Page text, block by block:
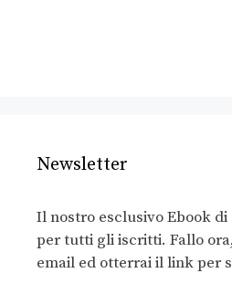
Newsletter
Il nostro esclusivo Ebook
per tutti gli iscritti. Fallo
email ed otterrai il link per